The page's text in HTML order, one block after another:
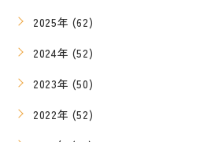
2025年 (62)
2024年 (52)
2023年 (50)
2022年 (52)